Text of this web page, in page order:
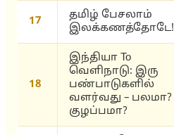
17
தமிழ் பேசலாம்
இலக்கணத்தோடே!
18
இந்தியா To
வெளிநாடு: இரு
பண்பாடுகளில்
வளர்வது – பலமா?
குழப்பமா?